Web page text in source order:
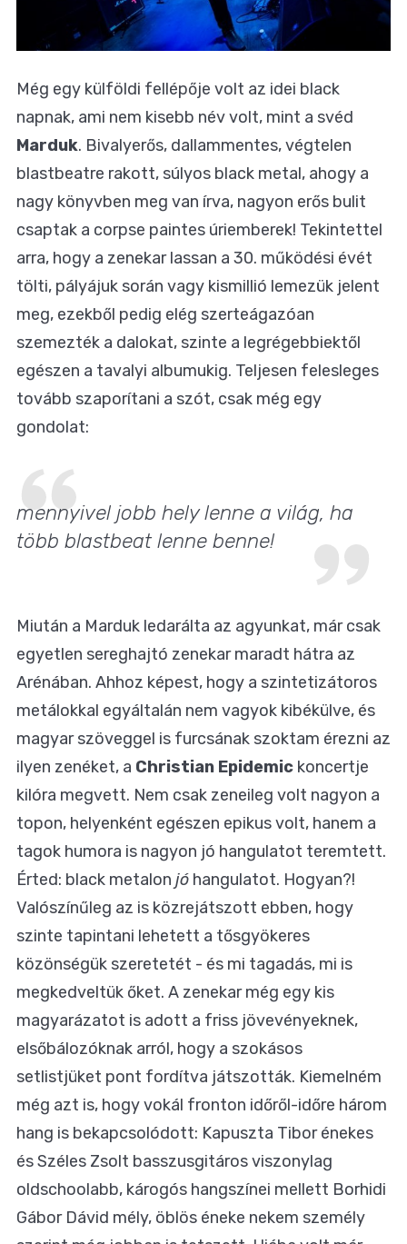
Még egy külföldi fellépője volt az idei black
napnak, ami nem kisebb név volt, mint a svéd
Marduk. Bivalyerős, dallammentes, végtelen
blastbeatre rakott, súlyos black metal, ahogy a
nagy könyvben meg van írva, nagyon erős bulit
csaptak a corpse paintes úriemberek! Tekintettel
arra, hogy a zenekar lassan a 30. működési évét
tölti, pályájuk során vagy kismillió lemezük jelent
meg, ezekből pedig elég szerteágazóan
szemezték a dalokat, szinte a legrégebbiektől
egészen a tavalyi albumukig. Teljesen felesleges
tovább szaporítani a szót, csak még egy
gondolat:
mennyivel jobb hely lenne a világ, ha
több blastbeat lenne benne!
Miután a Marduk ledarálta az agyunkat, már csak
egyetlen sereghajtó zenekar maradt hátra az
Arénában. Ahhoz képest, hogy a szintetizátoros
metálokkal egyáltalán nem vagyok kibékülve, és
magyar szöveggel is furcsának szoktam érezni az
ilyen zenéket, a Christian Epidemic koncertje
kilóra megvett. Nem csak zeneileg volt nagyon a
topon, helyenként egészen epikus volt, hanem a
tagok humora is nagyon jó hangulatot teremtett.
Érted: black metalon jó hangulatot. Hogyan?!
Valószínűleg az is közrejátszott ebben, hogy
szinte tapintani lehetett a tősgyökeres
közönségük szeretetét - és mi tagadás, mi is
megkedveltük őket. A zenekar még egy kis
magyarázatot is adott a friss jövevényeknek,
elsőbálozóknak arról, hogy a szokásos
setlistjüket pont fordítva játszották. Kiemelném
még azt is, hogy vokál fronton időről-időre három
hang is bekapcsolódott: Kapuszta Tibor énekes
és Széles Zsolt basszusgitáros viszonylag
oldschoolabb, károgós hangszínei mellett Borhidi
Gábor Dávid mély, öblös éneke nekem személy